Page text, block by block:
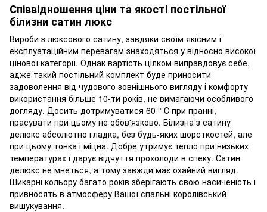
Співвідношення ціни та якості постільної
білизни сатин люкс
Вироби з люксового сатину, завдяки своїм якісним і
експлуатаційним перевагам знаходяться у відносно високої
цінової категорії. Однак вартість цілком виправдовує себе,
адже такий постільний комплект буде приносити
задоволення від чудового зовнішнього вигляду і комфорту
використання більше 10-ти років, не вимагаючи особливого
догляду. Досить дотримуватися 60 ° С при пранні,
прасувати при цьому не обов'язково. Білизна з сатину
делюкс абсолютно гладка, без будь-яких шорсткостей, але
при цьому тонка і міцна. Добре утримує тепло при низьких
температурах і дарує відчуття прохолоди в спеку. Сатин
делюкс не мнеться, а тому завжди має охайний вигляд.
Шикарні кольору багато років зберігають свою насиченість і
привносять в атмосферу Вашої спальні королівський
вишукування.